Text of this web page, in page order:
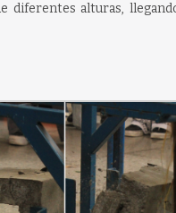
diferentes alturas,